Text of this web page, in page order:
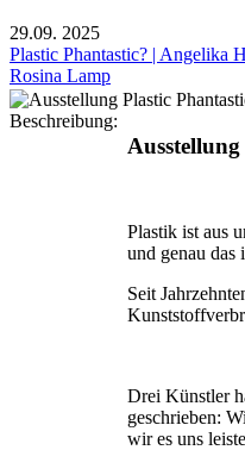
29.09. 2025
Plastic Phantastic? | Angelika
Rosina Lamp
Beschreibung:
Ausstellung
Plastik ist aus
und genau das
Seit
Drei Künstler
geschrieben:
wir es uns